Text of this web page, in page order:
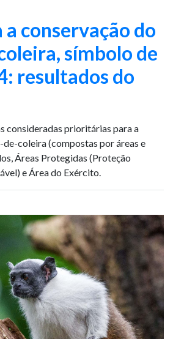
conservação do
símbolo de
resultados do
consideradas prioritárias para a
de-coleira (compostas por áreas e
Áreas Protegidas (Proteção
e Área do Exército.